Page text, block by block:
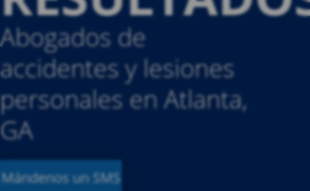
Abogados de
accidentes y lesiones
personales en Atlanta,
GA
Mándenos un SMS